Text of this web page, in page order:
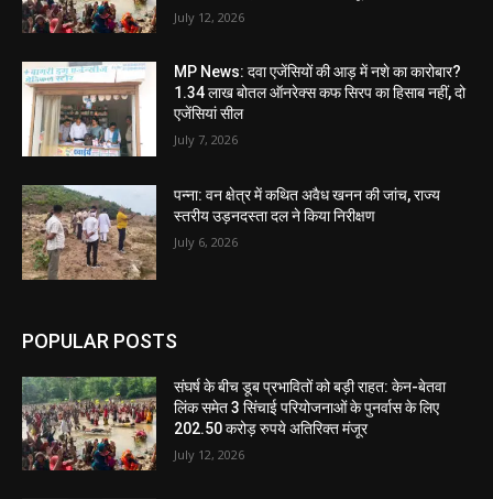
July 12, 2026
MP News: दवा एजेंसियों की आड़ में नशे का कारोबार?
1.34 लाख बोतल ऑनरेक्स कफ सिरप का हिसाब नहीं, दो
एजेंसियां सील
July 7, 2026
पन्ना: वन क्षेत्र में कथित अवैध खनन की जांच, राज्य
स्तरीय उड़नदस्ता दल ने किया निरीक्षण
July 6, 2026
POPULAR POSTS
संघर्ष के बीच डूब प्रभावितों को बड़ी राहत: केन-बेतवा
लिंक समेत 3 सिंचाई परियोजनाओं के पुनर्वास के लिए
202.50 करोड़ रुपये अतिरिक्त मंजूर
July 12, 2026